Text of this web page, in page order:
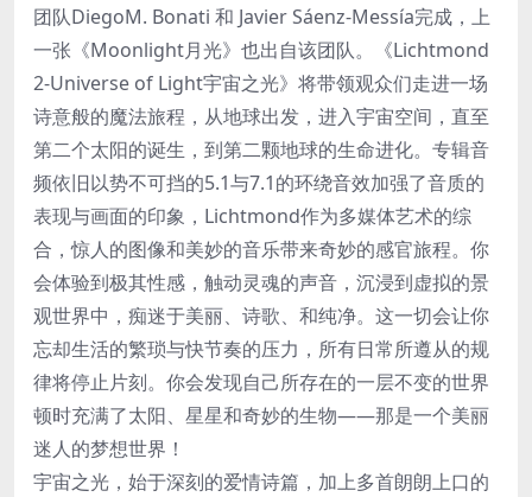
团队DiegoM. Bonati 和 Javier Sáenz-Messía完成，上
一张《Moonlight月光》也出自该团队。《Lichtmond
2-Universe of Light宇宙之光》将带领观众们走进一场
诗意般的魔法旅程，从地球出发，进入宇宙空间，直至
第二个太阳的诞生，到第二颗地球的生命进化。专辑音
频依旧以势不可挡的5.1与7.1的环绕音效加强了音质的
表现与画面的印象，Lichtmond作为多媒体艺术的综
合，惊人的图像和美妙的音乐带来奇妙的感官旅程。你
会体验到极其性感，触动灵魂的声音，沉浸到虚拟的景
观世界中，痴迷于美丽、诗歌、和纯净。这一切会让你
忘却生活的繁琐与快节奏的压力，所有日常所遵从的规
律将停止片刻。你会发现自己所存在的一层不变的世界
顿时充满了太阳、星星和奇妙的生物——那是一个美丽
迷人的梦想世界！
宇宙之光，始于深刻的爱情诗篇，加上多首朗朗上口的